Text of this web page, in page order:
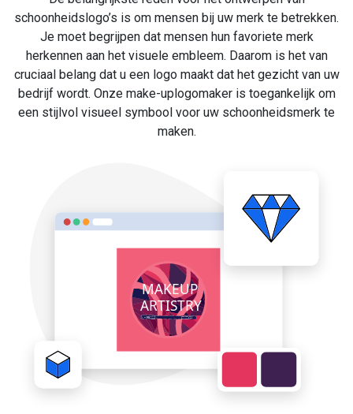
schoonheidslogo’s is om mensen bij uw merk te betrekken.
Je moet begrijpen dat mensen hun favoriete merk
herkennen aan het visuele embleem. Daarom is het van
cruciaal belang dat u een logo maakt dat het gezicht van uw
bedrijf wordt. Onze make-uplogomaker is toegankelijk om
een stijlvol visueel symbool voor uw schoonheidsmerk te
maken.